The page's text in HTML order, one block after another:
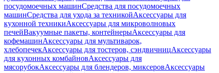
посудомоечных машинСредства для посудомоечных
машинСредства для ухода за техникойАксессуары для
кухонной техникиАксессуары для микроволновых
печейВакуумные пакеты, контейнерыАксессуары для
кофемашинАксессуары для мультиварок,
хлебопечекАксессуары для тостеров, сэндвичницАксессуары
для кухонных комбайновАксессуары для
мясорубокАксессуары для блендеров, миксеровАксессуары